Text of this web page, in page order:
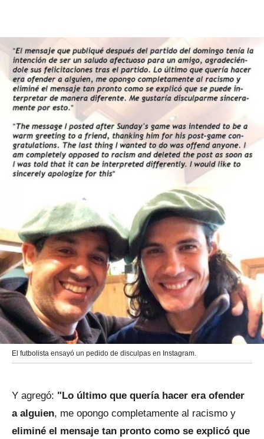
El futbolista ensayó un pedido de disculpas en Instagram.
Y agregó: "Lo último que quería hacer era ofender
a alguien, me opongo completamente al racismo y
eliminé el mensaje tan pronto como se explicó que